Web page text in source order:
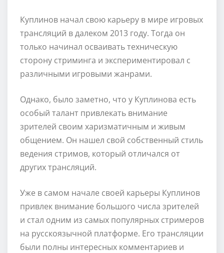
Куплинов начал свою карьеру в мире игровых
трансляций в далеком 2013 году. Тогда он
только начинал осваивать техническую
сторону стриминга и экспериментировал с
различными игровыми жанрами.
Однако, было заметно, что у Куплинова есть
особый талант привлекать внимание
зрителей своим харизматичным и живым
общением. Он нашел свой собственный стиль
ведения стримов, который отличался от
других трансляций.
Уже в самом начале своей карьеры Куплинов
привлек внимание большого числа зрителей
и стал одним из самых популярных стримеров
на русскоязычной платформе. Его трансляции
были полны интересных комментариев и